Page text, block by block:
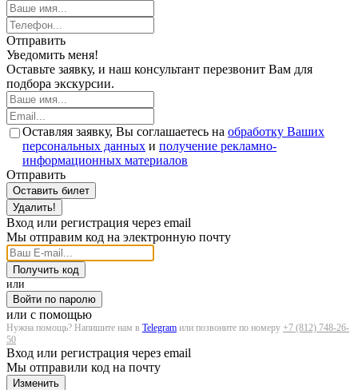
Отправить
Уведомить меня!
Оставьте заявку, и наш консультант перезвонит Вам для
подбора экскурсии.
Оставляя заявку, Вы соглашаетесь на обработку Ваших
персональных данных и получение рекламно-
информационных материалов
Отправить
Оставить билет
Удалить!
Вход или регистрация через email
Мы отправим код на электронную почту
Получить код
или
Войти по паролю
или с помощью
Нужна помощь? Напишите нам в Telegram или позвоните по номеру +7 (812) 748-26-
50
Вход или регистрация через email
Мы отправили код на почту
Изменить